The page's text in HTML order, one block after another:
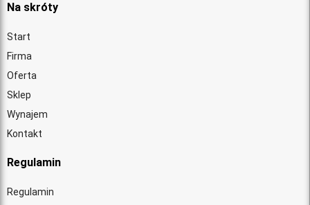
Na skróty
Start
Firma
Oferta
Sklep
Wynajem
Kontakt
Regulamin
Regulamin